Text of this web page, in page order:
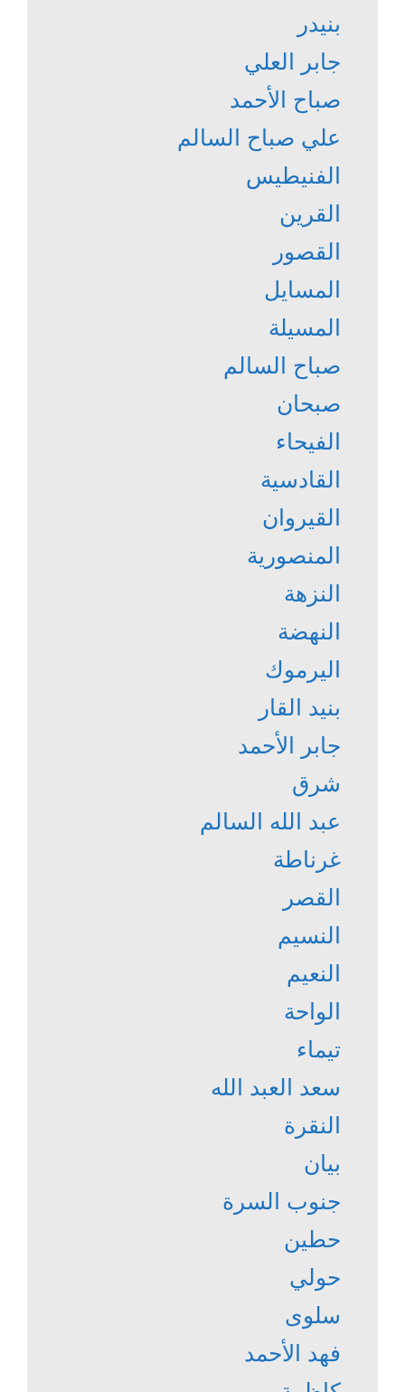
بنيدر
جابر العلي
صباح الأحمد
علي صباح السالم
الفنيطيس
القرين
القصور
المسايل
المسيلة
صباح السالم
صبحان
الفيحاء
القادسية
القيروان
المنصورية
النزهة
النهضة
اليرموك
بنيد القار
جابر الأحمد
شرق
عبد الله السالم
غرناطة
القصر
النسيم
النعيم
الواحة
تيماء
سعد العبد الله
النقرة
بيان
جنوب السرة
حطين
حولي
سلوى
فهد الأحمد